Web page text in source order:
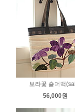
보라꽃 숄더백
56,000원